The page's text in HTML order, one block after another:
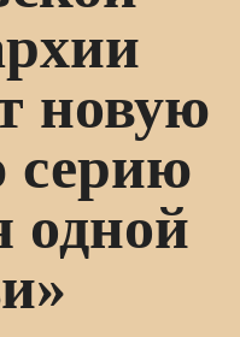
новую
одной